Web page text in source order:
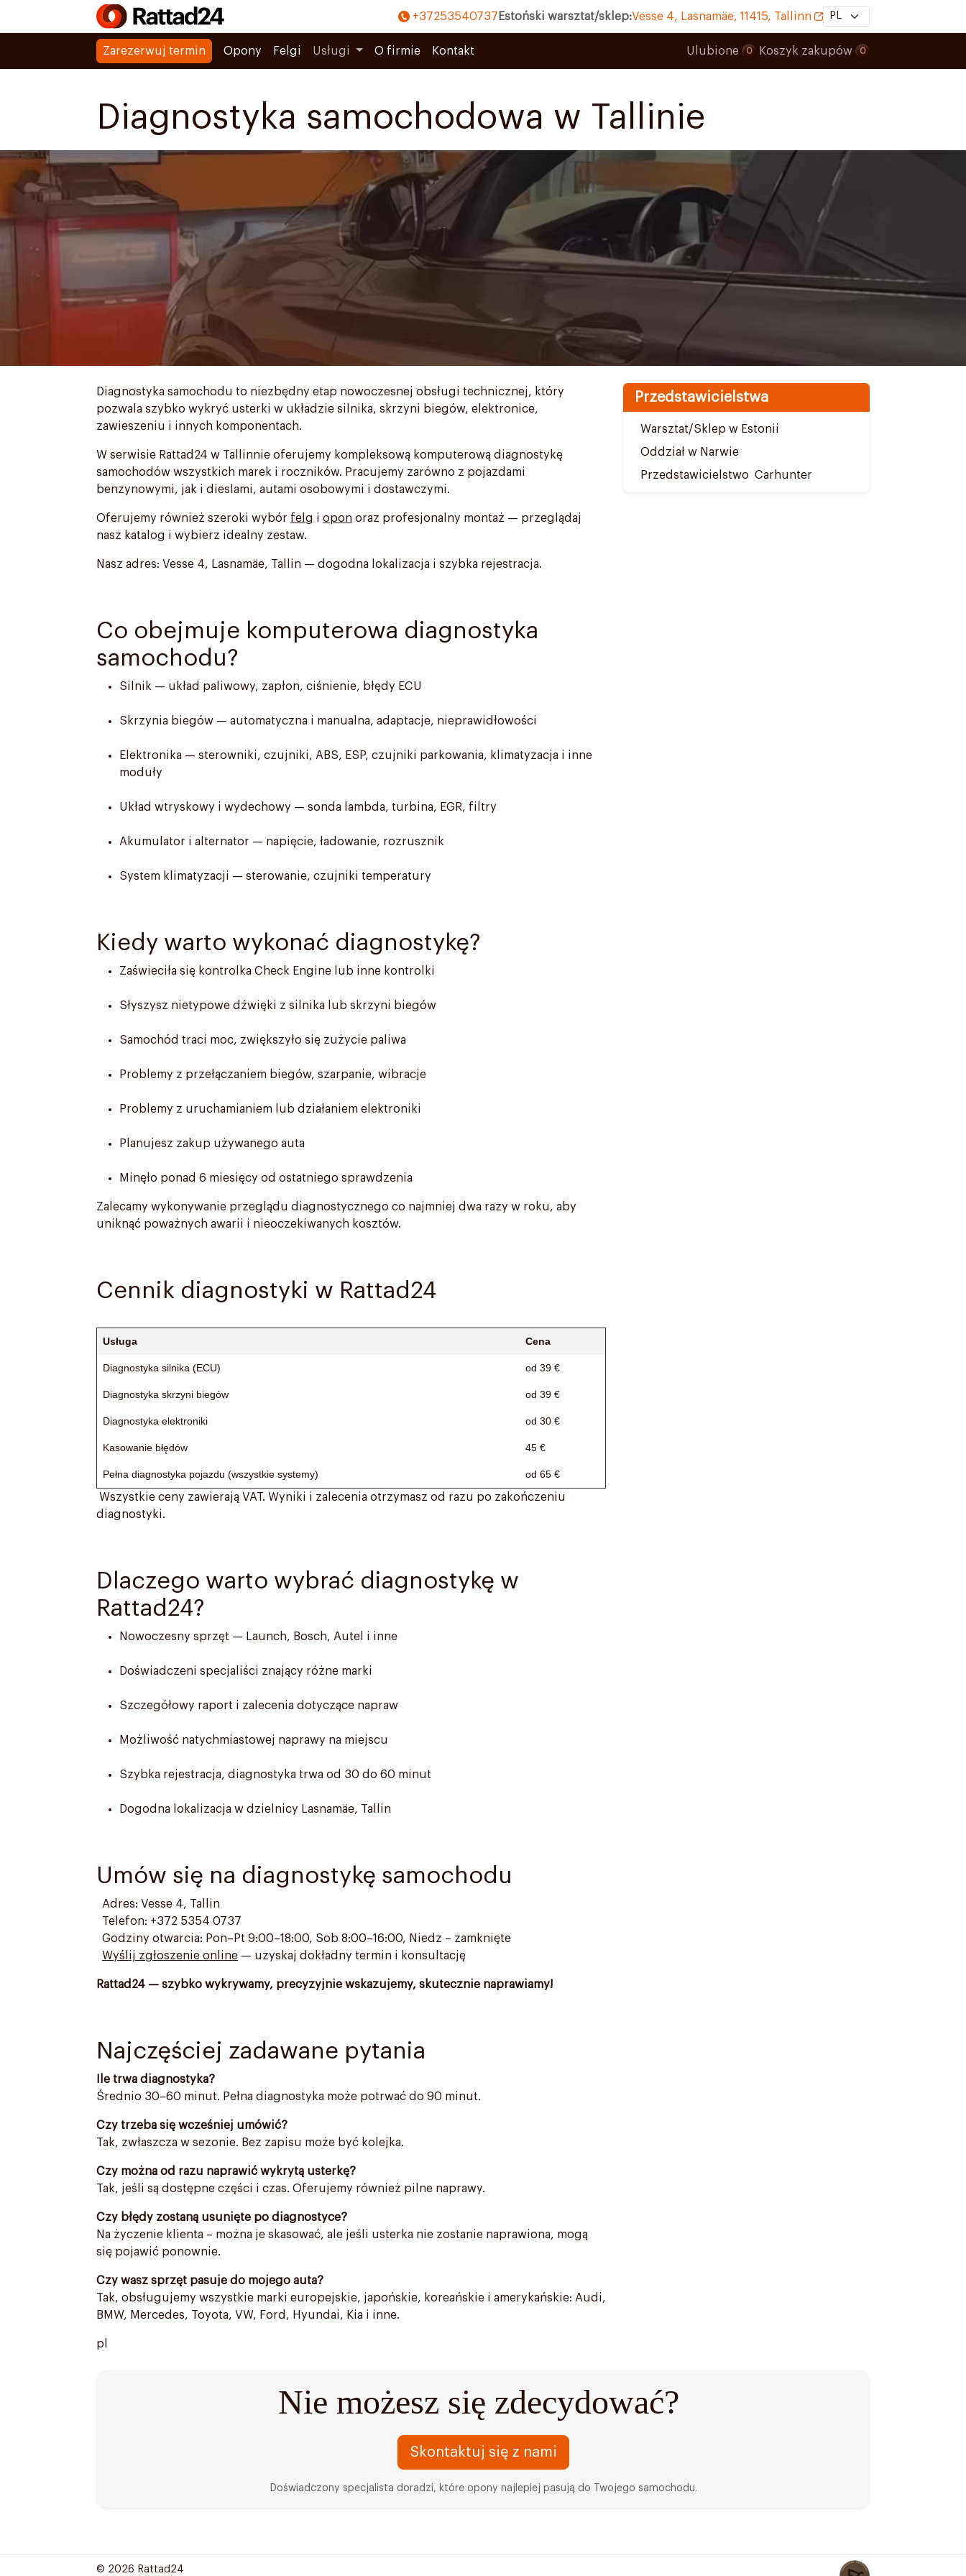
+37253540737 Estoński warsztat/sklep:Vesse 4, Lasnamäe, 11415, Tallinn
Ulubione 0 Koszyk zakupów 0
Zarezerwuj termin Opony Felgi Usługi O firmie Kontakt
Diagnostyka samochodowa w Tallinie
Diagnostyka samochodu to niezbędny etap nowoczesnej obsługi technicznej, który
pozwala szybko wykryć usterki w układzie silnika, skrzyni biegów, elektronice,
zawieszeniu i innych komponentach.
W serwisie Rattad24 w Tallinnie oferujemy kompleksową komputerową diagnostykę
samochodów wszystkich marek i roczników. Pracujemy zarówno z pojazdami
benzynowymi, jak i dieslami, autami osobowymi i dostawczymi.
Oferujemy również szeroki wybór felg i opon oraz profesjonalny montaż — przeglądaj
nasz katalog i wybierz idealny zestaw.
Nasz adres: Vesse 4, Lasnamäe, Tallin — dogodna lokalizacja i szybka rejestracja.
Co obejmuje komputerowa diagnostyka
samochodu?
Silnik — układ paliwowy, zapłon, ciśnienie, błędy ECU
Skrzynia biegów — automatyczna i manualna, adaptacje, nieprawidłowości
Elektronika — sterowniki, czujniki, ABS, ESP, czujniki parkowania, klimatyzacja i inne
moduły
Układ wtryskowy i wydechowy — sonda lambda, turbina, EGR, filtry
Akumulator i alternator — napięcie, ładowanie, rozrusznik
System klimatyzacji — sterowanie, czujniki temperatury
Kiedy warto wykonać diagnostykę?
Zaświeciła się kontrolka Check Engine lub inne kontrolki
Słyszysz nietypowe dźwięki z silnika lub skrzyni biegów
Samochód traci moc, zwiększyło się zużycie paliwa
Problemy z przełączaniem biegów, szarpanie, wibracje
Problemy z uruchamianiem lub działaniem elektroniki
Planujesz zakup używanego auta
Minęło ponad 6 miesięcy od ostatniego sprawdzenia
Zalecamy wykonywanie przeglądu diagnostycznego co najmniej dwa razy w roku, aby
uniknąć poważnych awarii i nieoczekiwanych kosztów.
Cennik diagnostyki w Rattad24
Usługa Cena
Diagnostyka silnika (ECU) od 39 €
Diagnostyka skrzyni biegów od 39 €
Diagnostyka elektroniki od 30 €
Kasowanie błędów 45 €
Pełna diagnostyka pojazdu (wszystkie systemy)
od 65 €
Wszystkie ceny zawierają VAT. Wyniki i zalecenia otrzymasz od razu po zakończeniu
diagnostyki.
Dlaczego warto wybrać diagnostykę w
Rattad24?
Nowoczesny sprzęt — Launch, Bosch, Autel i inne
Doświadczeni specjaliści znający różne marki
Szczegółowy raport i zalecenia dotyczące napraw
Możliwość natychmiastowej naprawy na miejscu
Szybka rejestracja, diagnostyka trwa od 30 do 60 minut
Dogodna lokalizacja w dzielnicy Lasnamäe, Tallin
Umów się na diagnostykę samochodu
Adres: Vesse 4, Tallin
Telefon: +372 5354 0737
Godziny otwarcia: Pon–Pt 9:00–18:00, Sob 8:00–16:00, Niedz – zamknięte
Wyślij zgłoszenie online — uzyskaj dokładny termin i konsultację
Rattad24 — szybko wykrywamy, precyzyjnie wskazujemy, skutecznie naprawiamy!
Najczęściej zadawane pytania
Ile trwa diagnostyka?
Średnio 30–60 minut. Pełna diagnostyka może potrwać do 90 minut.
Czy trzeba się wcześniej umówić?
Tak, zwłaszcza w sezonie. Bez zapisu może być kolejka.
Czy można od razu naprawić wykrytą usterkę?
Tak, jeśli są dostępne części i czas. Oferujemy również pilne naprawy.
Czy błędy zostaną usunięte po diagnostyce?
Na życzenie klienta – można je skasować, ale jeśli usterka nie zostanie naprawiona, mogą
się pojawić ponownie.
Czy wasz sprzęt pasuje do mojego auta?
Tak, obsługujemy wszystkie marki europejskie, japońskie, koreańskie i amerykańskie: Audi,
BMW, Mercedes, Toyota, VW, Ford, Hyundai, Kia i inne.
pl
Przedstawicielstwa
Warsztat/Sklep w Estonii
Oddział w Narwie
Przedstawicielstwo Carhunter
Nie możesz się zdecydować?
Skontaktuj się z nami
Doświadczony specjalista doradzi, które opony najlepiej pasują do Twojego samochodu.
© 2026 Rattad24